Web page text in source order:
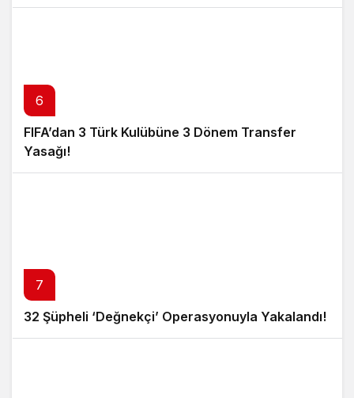
6
FIFA’dan 3 Türk Kulübüne 3 Dönem Transfer
Yasağı!
7
32 Şüpheli ‘Değnekçi’ Operasyonuyla Yakalandı!